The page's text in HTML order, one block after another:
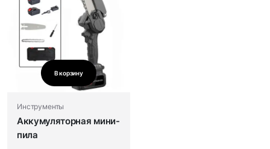
В корзину
Инструменты
Аккумуляторная мини-
пила